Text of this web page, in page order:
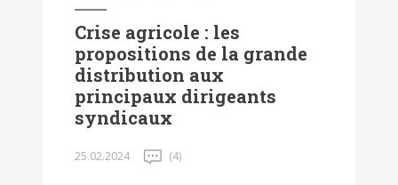
Crise agricole : les
propositions de la grande
distribution aux
principaux dirigeants
syndicaux
25.02.2024 (4)